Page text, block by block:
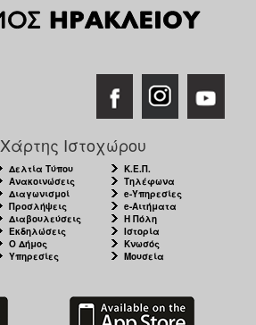
Χάρτης Ιστοχώρου
Δελτία Τύπου
Ανακοινώσεις
Διαγωνισμοί
Προσλήψεις
Διαβουλεύσεις
Εκδηλώσεις
Ο Δήμος
Υπηρεσίες
Κ.Ε.Π.
Τηλέφωνα
e-Υπηρεσίες
e-Αιτήματα
Η Πόλη
Ιστορία
Κνωσός
Μουσεία